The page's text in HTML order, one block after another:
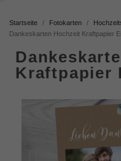
Startseite Fotokarten
Dankeskarten Hochzeit Kraftpapier
Kraftpapier